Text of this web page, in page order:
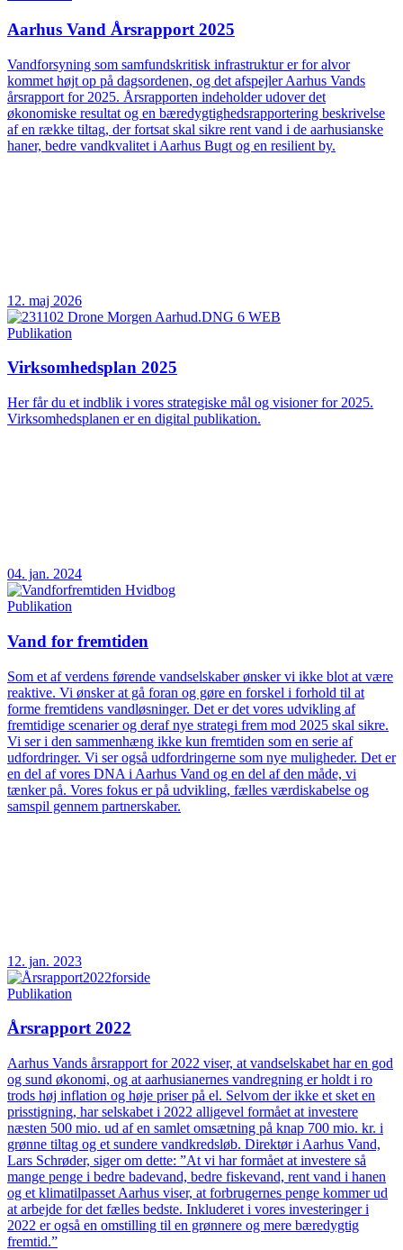
Aarhus Vand Årsrapport 2025
Vandforsyning som samfundskritisk infrastruktur er for alvor
kommet højt op på dagsordenen, og det afspejler Aarhus Vands
årsrapport for 2025. Årsrapporten indeholder udover det
økonomiske resultat og en bæredygtighedsrapportering beskrivelse
af en række tiltag, der fortsat skal sikre rent vand i de aarhusianske
haner, bedre vandkvalitet i Aarhus Bugt og en resilient by.
12. maj 2026
Publikation
Virksomhedsplan 2025
Her får du et indblik i vores strategiske mål og visioner for 2025.
Virksomhedsplanen er en digital publikation.
04. jan. 2024
Publikation
Vand for fremtiden
Som et af verdens førende vandselskaber ønsker vi ikke blot at være
reaktive. Vi ønsker at gå foran og gøre en forskel i forhold til at
forme fremtidens vandløsninger. Det er det vores udvikling af
fremtidige scenarier og deraf nye strategi frem mod 2025 skal sikre.
Vi ser i den sammenhæng ikke kun fremtiden som en serie af
udfordringer. Vi ser også udfordringerne som nye muligheder. Det er
en del af vores DNA i Aarhus Vand og en del af den måde, vi
tænker på. Vores fokus er på udvikling, fælles værdiskabelse og
samspil gennem partnerskaber.
12. jan. 2023
Publikation
Årsrapport 2022
Aarhus Vands årsrapport for 2022 viser, at vandselskabet har en god
og sund økonomi, og at aarhusianernes vandregning er holdt i ro
trods høj inflation og høje priser på el. Selvom der ikke et sket en
prisstigning, har selskabet i 2022 alligevel formået at investere
næsten 500 mio. ud af en samlet omsætning på knap 700 mio. kr. i
grønne tiltag og et sundere vandkredsløb. Direktør i Aarhus Vand,
Lars Schrøder, siger om dette: ”At vi har formået at investere så
mange penge i bedre badevand, bedre fiskevand, rent vand i hanen
og et klimatilpasset Aarhus viser, at forbrugernes penge kommer ud
at arbejde for det fælles bedste. Inkluderet i vores investeringer i
2022 er også en omstilling til en grønnere og mere bæredygtig
fremtid.”